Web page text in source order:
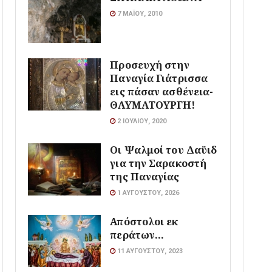
7 ΜΑΪ́ΟΥ, 2010
Προσευχή στην
Παναγία Γιάτρισσα
εις πάσαν ασθένεια-
ΘΑΥΜΑΤΟΥΡΓΗ!
2 ΙΟΥΛΊΟΥ, 2020
Οι Ψαλμοί του Δαϋιδ
για την Σαρακοστή
της Παναγίας
1 ΑΥΓΟΎΣΤΟΥ, 2026
Απόστολοι εκ
περάτων…
11 ΑΥΓΟΎΣΤΟΥ, 2023